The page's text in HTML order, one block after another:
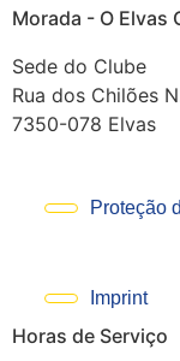
Morada - O Elvas
Sede do Clube
Rua dos Chilões
7350-078 Elvas
Proteção
Imprint
Horas de Serviço